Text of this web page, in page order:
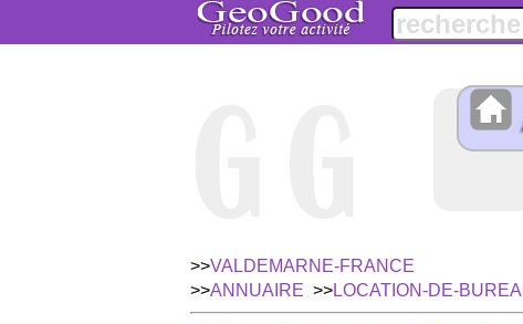
>>VALDEMARNE-FRANCE
>>ANNUAIRE >>LOCATION-DE-